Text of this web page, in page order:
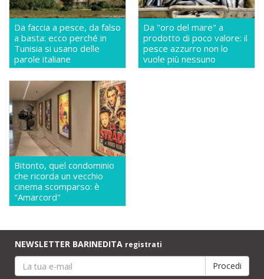
Da faccia a pesce, da falso
a basta: ecco perché in
Tunisia si usano delle
parole italiane
Da "oro del mare" a
prodotto di poco valore: il
pesce azzurro non lo
vuole più nessuno
Bitonto, quel condominio
che ricorda un vecchio
cinema scomparso: è
"Amarcord"
NEWSLETTER BARINEDITA registrati